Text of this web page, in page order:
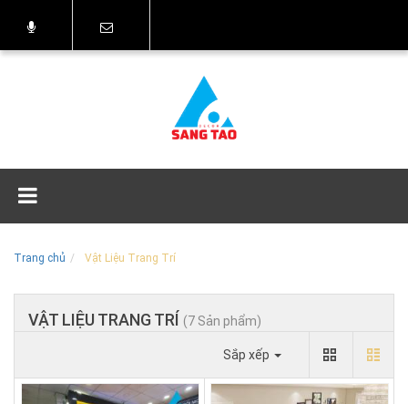
Trang chủ Vật Liệu Trang Trí
VẬT LIỆU TRANG TRÍ (7 Sản phẩm)
Sắp xếp